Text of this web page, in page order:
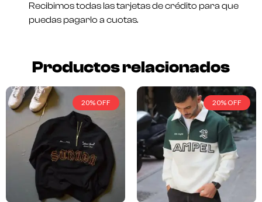
Recibimos todas las tarjetas de crédito para que
puedas pagarlo a cuotas.
Productos relacionados
20% OFF 20% OFF